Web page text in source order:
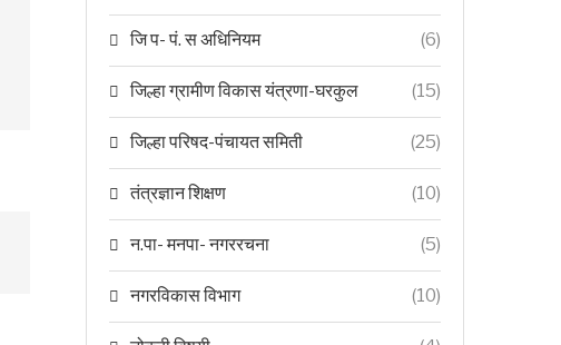
जि प- पं. स अधिनियम (6)
जिल्हा ग्रामीण विकास यंत्रणा-घरकुल (15)
जिल्हा परिषद-पंचायत समिती (25)
तंत्रज्ञान शिक्षण (10)
न.पा- मनपा- नगररचना (5)
नगरविकास विभाग (10)